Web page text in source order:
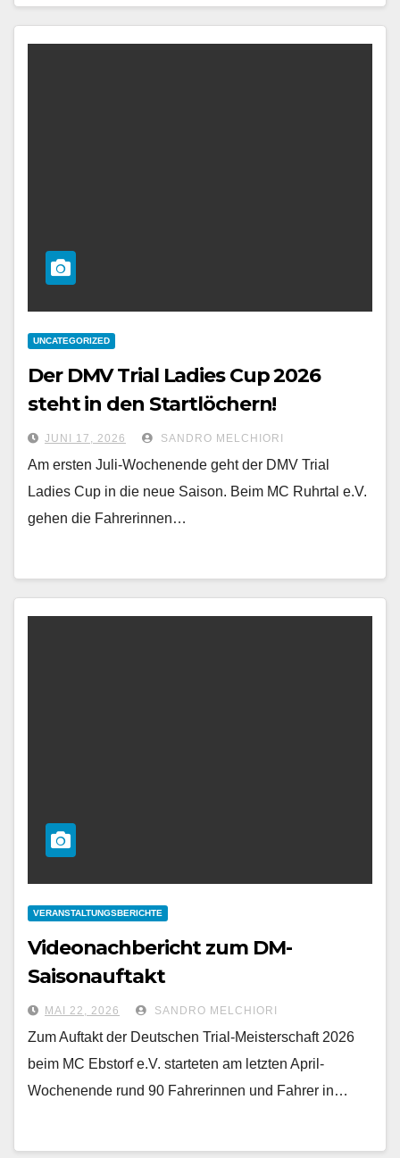
UNCATEGORIZED
Der DMV Trial Ladies Cup 2026
steht in den Startlöchern!
JUNI 17, 2026 SANDRO MELCHIORI
Am ersten Juli-Wochenende geht der DMV Trial
Ladies Cup in die neue Saison. Beim MC Ruhrtal e.V.
gehen die Fahrerinnen…
VERANSTALTUNGSBERICHTE
Videonachbericht zum DM-
Saisonauftakt
MAI 22, 2026 SANDRO MELCHIORI
Zum Auftakt der Deutschen Trial-Meisterschaft 2026
beim MC Ebstorf e.V. starteten am letzten April-
Wochenende rund 90 Fahrerinnen und Fahrer in…